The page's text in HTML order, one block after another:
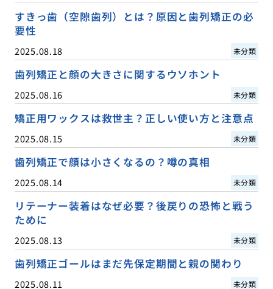
すきっ歯（空隙歯列）とは？原因と歯列矯正の必
要性
2025.08.18 未分類
歯列矯正と顔の大きさに関するウソホント
2025.08.16 未分類
矯正用ワックスは救世主？正しい使い方と注意点
2025.08.15 未分類
歯列矯正で顔は小さくなるの？噂の真相
2025.08.14 未分類
リテーナー装着はなぜ必要？後戻りの恐怖と戦う
ために
2025.08.13 未分類
歯列矯正ゴールはまだ先保定期間と親の関わり
2025.08.11 未分類